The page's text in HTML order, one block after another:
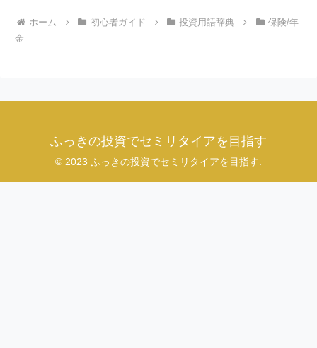
ホーム 初心者ガイド 投資用語辞典
保険/年
金
ふっきの投資でセミリタイアを目指す
© 2023 ふっきの投資でセミリタイアを目指す.